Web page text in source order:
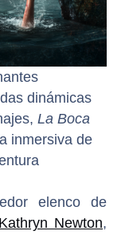
dinámicas
La Boca
inmersiva de
elenco de
Kathryn Newton,